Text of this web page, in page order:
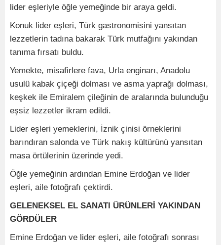
lider eşleriyle öğle yemeğinde bir araya geldi.
Konuk lider eşleri, Türk gastronomisini yansıtan
lezzetlerin tadına bakarak Türk mutfağını yakından
tanıma fırsatı buldu.
Yemekte, misafirlere fava, Urla enginarı, Anadolu
usulü kabak çiçeği dolması ve asma yaprağı dolması,
keşkek ile Emiralem çileğinin de aralarında bulunduğu
eşsiz lezzetler ikram edildi.
Lider eşleri yemeklerini, İznik çinisi örneklerini
barındıran salonda ve Türk nakış kültürünü yansıtan
masa örtülerinin üzerinde yedi.
Öğle yemeğinin ardından Emine Erdoğan ve lider
eşleri, aile fotoğrafı çektirdi.
GELENEKSEL EL SANATI ÜRÜNLERİ YAKINDAN
GÖRDÜLER
Emine Erdoğan ve lider eşleri, aile fotoğrafı sonrası